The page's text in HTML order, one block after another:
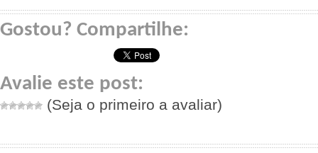
Gostou? Compartilhe:
Avalie este post:
(Seja o primeiro a avaliar)